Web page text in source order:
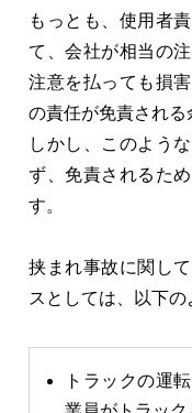
もっとも、使用者
て、会社が相当の
注意を払っても損
の責任が免責される
しかし、このよう
ず、免責されるた
す。
挟まれ事故に関し
スとしては、以下の
トラックの運